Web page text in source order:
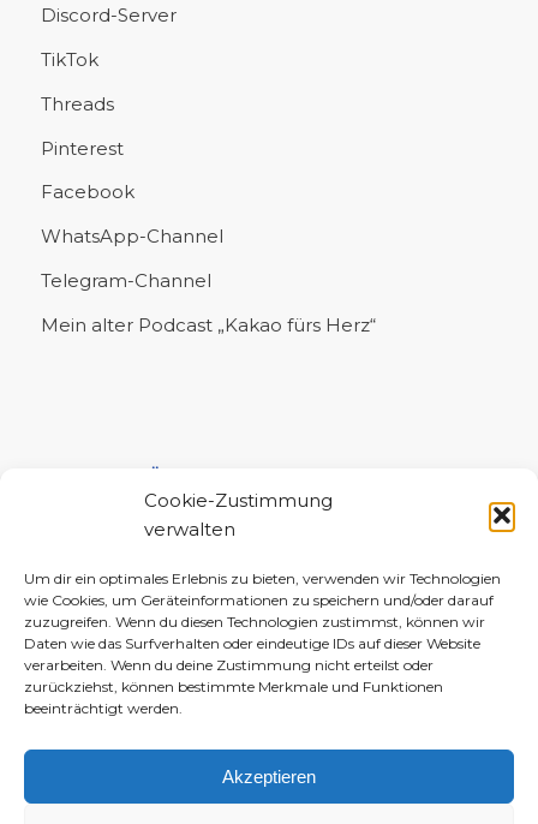
Cookie-Zustimmung
verwalten
Um dir ein optimales Erlebnis zu bieten, verwenden wir Technologien
wie Cookies, um Geräteinformationen zu speichern und/oder darauf
zuzugreifen. Wenn du diesen Technologien zustimmst, können wir
Daten wie das Surfverhalten oder eindeutige IDs auf dieser Website
verarbeiten. Wenn du deine Zustimmung nicht erteilst oder
zurückziehst, können bestimmte Merkmale und Funktionen
beeinträchtigt werden.
Akzeptieren
Discord-Server
TikTok
Threads
Pinterest
Facebook
WhatsApp-Channel
Telegram-Channel
Mein alter Podcast „Kakao fürs Herz“